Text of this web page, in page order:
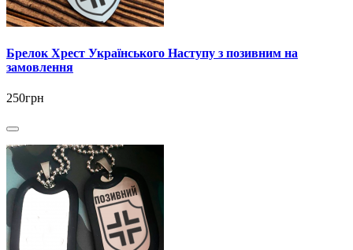
Брелок Хрест Українського Наступу з позивним на
замовлення
250грн